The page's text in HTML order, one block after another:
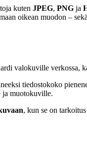
kuten JPEG, PNG ja
oikean muodon –
valokuville verkossa,
tiedostokoko
ja muotokuville.
, kun se on